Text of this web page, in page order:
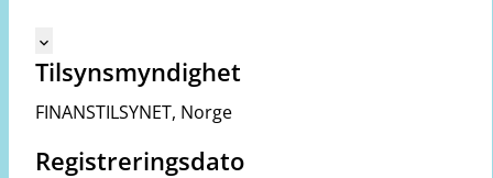
Mangler tekst for vreg.ShowMoreInformation (no)
keyboard_arrow_down
Tilsynsmyndighet
FINANSTILSYNET, Norge
Registreringsdato